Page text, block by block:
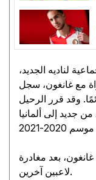
لناديه الجديد،
الموسم الماضي 32 مباراة مع غانغون، سجل
دائمًا. وقد قرر الرحيل
جديد إلى ألمانيا
بعد مغادرة
لاعبين آخرين.